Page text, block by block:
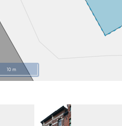
10 m